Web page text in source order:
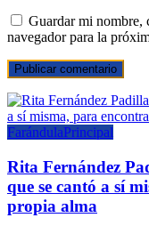
Guardar mi nombre,
navegador para la
FarándulaPrincipal
Rita Fernández
que se cantó a sí
propia alma